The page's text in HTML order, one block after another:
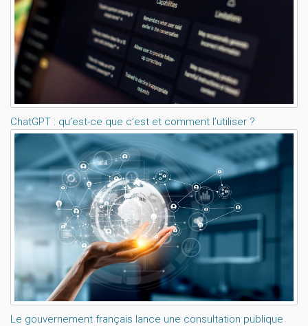
ChatGPT : qu’est-ce que c’est et comment l’utiliser ?
Le gouvernement français lance une consultation publique